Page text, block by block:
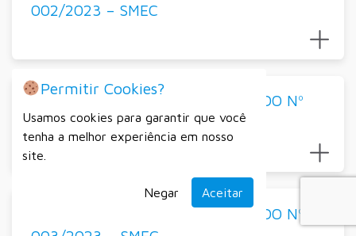
002/2023 – SMEC
PROCESSO SELETIVO SIMPLIFICADO Nº
004/2023
PROCESSO SELETIVO SIMPLIFICADO Nº
Permitir Cookies?
Usamos cookies para garantir que você
tenha a melhor experiência em nosso
site.
Negar Aceitar